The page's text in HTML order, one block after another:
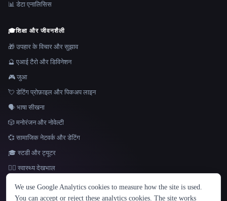
भाषा
English español Français Русский 简体中文
📊 डेटा एनालिसिस
🎓शिक्षा और जीवनशैली
🎁 उपहार के विचार और सुझाव
🔮 एआई टैरो और डिविनेशन
🎮 जुआ
💘 डेटिंग प्रोफ़ाइल और पिकअप लाइन
🗣️ भाषा सीखना
🎲 मनोरंजन और नोवेल्टी
💞 सामाजिक नेटवर्क और डेटिंग
🎓 स्टडी और ट्यूटर
👩‍⚕️ स्वास्थ्य देखभाल
We use Google Analytics cookies to measure how the site is used.
You can accept or reject these analytics cookies. The site works